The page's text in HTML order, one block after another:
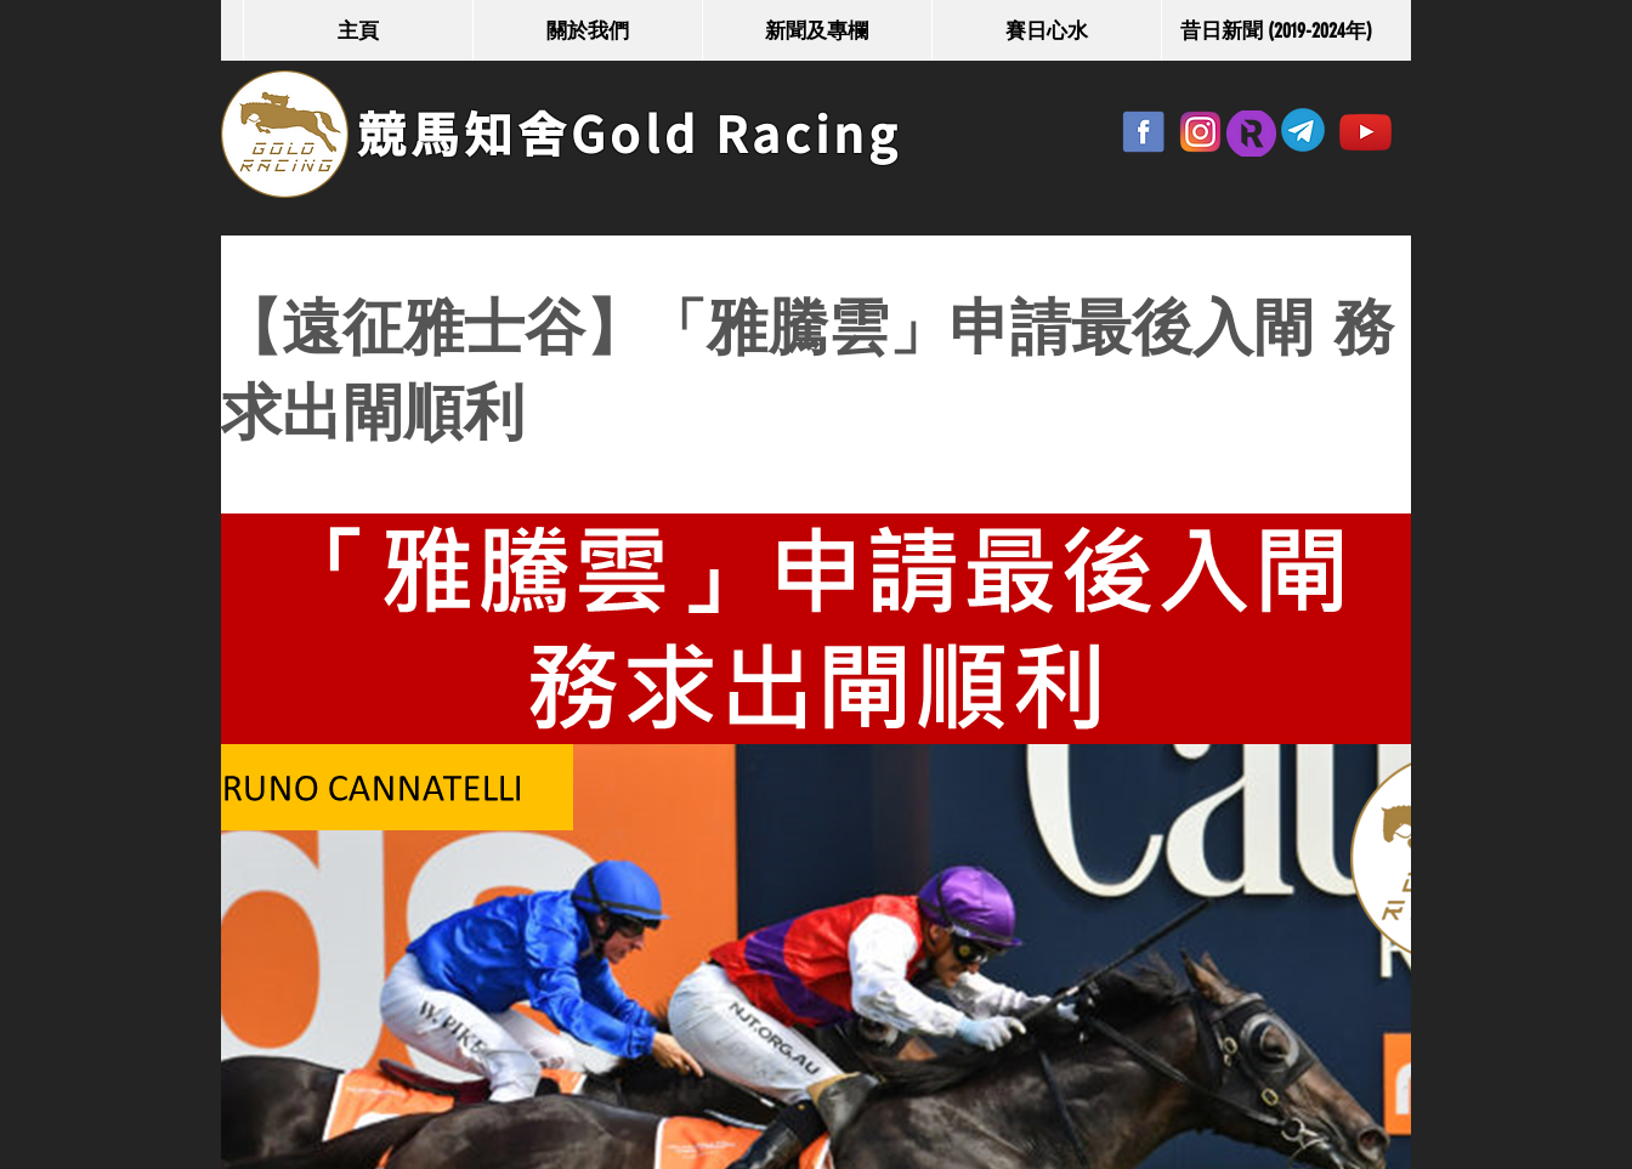
主頁 關於我們 新聞及專欄 賽日心水 昔日新聞 (2019-2024年)
競馬知舍Gold Racing
【遠征雅士谷】「雅騰雲」申請最後入閘 務
求出閘順利